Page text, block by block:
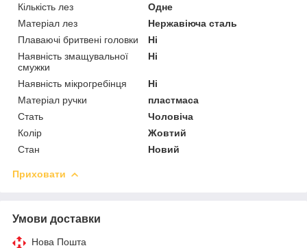
Кількість лез
Одне
Матеріал лез
Нержавіюча сталь
Плаваючі бритвені головки
Ні
Наявність змащувальної
смужки
Ні
Наявність мікрогребінця
Ні
Матеріал ручки
пластмаса
Стать
Чоловіча
Колір
Жовтий
Стан
Новий
Приховати
Умови доставки
Нова Пошта